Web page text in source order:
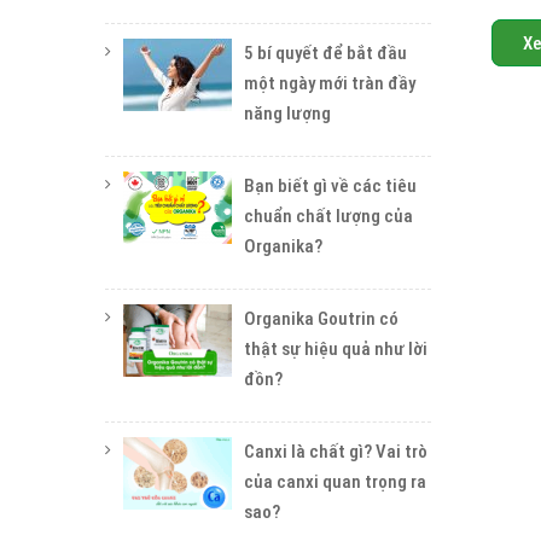
5 bí quyết để bắt đầu
một ngày mới tràn đầy
năng lượng
Bạn biết gì về các tiêu
chuẩn chất lượng của
Organika?
Organika Goutrin có
thật sự hiệu quả như lời
đồn?
Canxi là chất gì? Vai trò
của canxi quan trọng ra
sao?